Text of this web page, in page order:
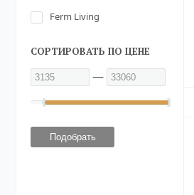
Ferm Living
СОРТИРОВАТЬ ПО ЦЕНЕ
—